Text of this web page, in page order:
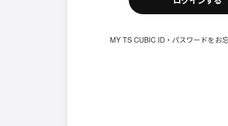
MY TS CUBIC ID・パスワードをお